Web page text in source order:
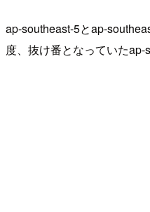
ap-southeast-5とap-
度、抜け番となっていた